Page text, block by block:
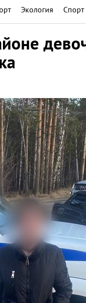
Экология Спорт